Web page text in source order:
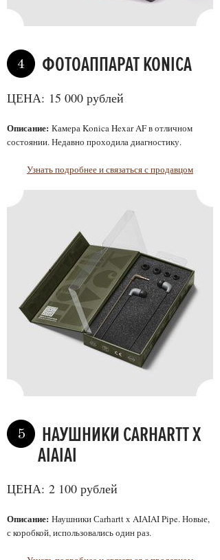
4 ФОТОАППАРАТ KONICA
ЦЕНА: 15 000 рублей
Описание: Камера Konica Hexar AF в отличном
состоянии. Недавно проходила диагностику.
Узнать подробнее и связаться с продавцом
5
НАУШНИКИ CARHARTT X
AIAIAI
ЦЕНА: 2 100 рублей
Описание: Наушники Сarhartt x AIAIAI Pipe. Новые,
с коробкой, использовались один раз.